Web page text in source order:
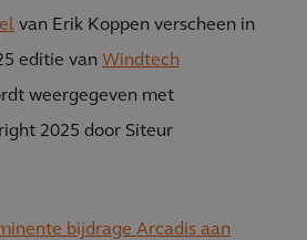
van Erik Koppen verscheen in
editie van Windtech
weergegeven met
2025 door Siteur
bijdrage Arcadis aan